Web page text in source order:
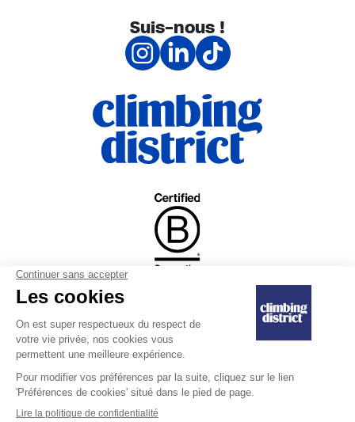
Suis-nous !
Règlement intérieur |
confidentialité|Ventes et remboursements
Mentions légales
Dernière mise à jour le 10/07/2025